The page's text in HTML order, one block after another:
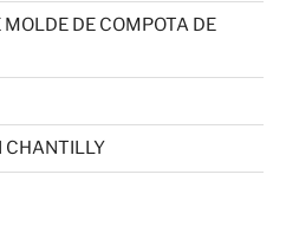
DE COMPOTA DE
CHANTILLY